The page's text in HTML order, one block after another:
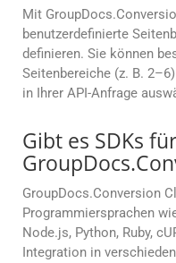
Mit
benutzerdefinierte
definieren. Sie können
Seitenbereiche (z. B.
in Ihrer API-Anfrage
Gibt es SDKs für
GroupDocs.Conversion
Programmiersprachen
Node.js, Python, Ruby,
Integration in